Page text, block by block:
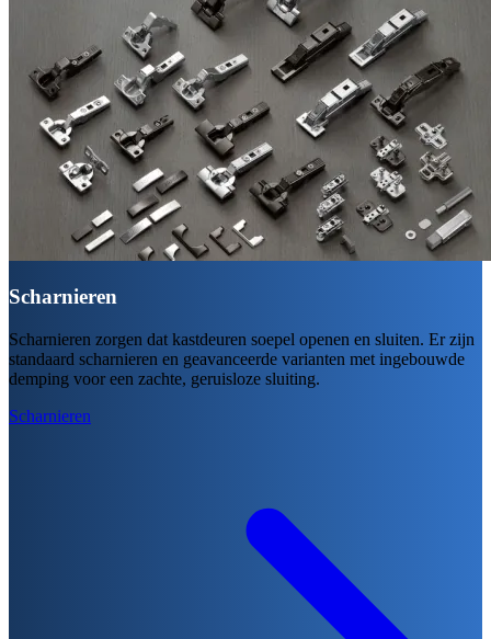
Scharnieren
Scharnieren zorgen dat kastdeuren soepel openen en sluiten. Er zijn
standaard scharnieren en geavanceerde varianten met ingebouwde
demping voor een zachte, geruisloze sluiting.
Scharnieren